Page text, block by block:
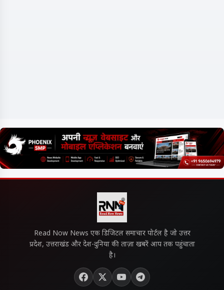
Read Now News एक डिजिटल समाचार पोर्टल है जो उत्तर
प्रदेश, उत्तराखंड और देश-दुनिया की ताज़ा खबरें आप तक पहुंचाता
है।